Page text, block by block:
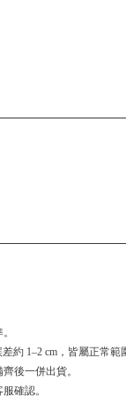
約 1–2 cm，皆屬正常範
後一併出貨。
確認。